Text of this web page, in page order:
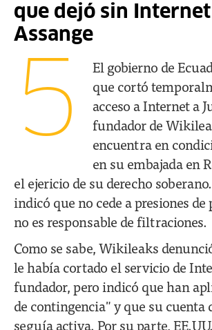
que dejó sin Internet
Assange
5
El gobierno de
que cortó
acceso a Internet a
fundador de
encuentra en
en su embajada en
el ejericio de su derecho
indicó que no cede a presiones de
no es responsable de filtraciones.
Como se sabe, Wikileaks
le había cortado el servicio de
fundador, pero indicó que han
de contingencia" y que su cuenta
seguía activa. Por su parte,